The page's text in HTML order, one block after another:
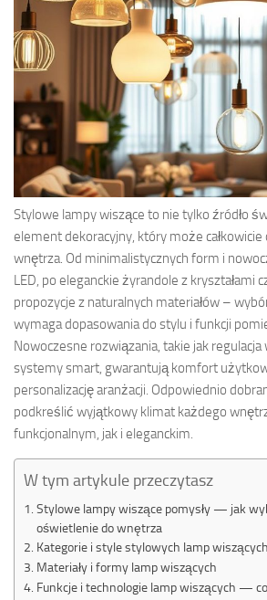
Stylowe lampy wiszące to nie tylko źródło
element dekoracyjny, który może
wnętrza. Od minimalistycznych form i
LED, po eleganckie żyrandole z kryształami
propozycje z naturalnych materiałów –
wymaga dopasowania do stylu i funkcji
Nowoczesne rozwiązania, takie jak regulacja
systemy smart, gwarantują komfort
personalizację aranżacji. Odpowiednio
podkreślić wyjątkowy klimat każdego
funkcjonalnym, jak i eleganckim.
W tym artykule przeczytasz
Stylowe lampy wiszące pomysły — jak
oświetlenie do wnętrza
Kategorie i style stylowych lamp wiszących
Materiały i formy lamp wiszących
Funkcje i technologie lamp wiszących —